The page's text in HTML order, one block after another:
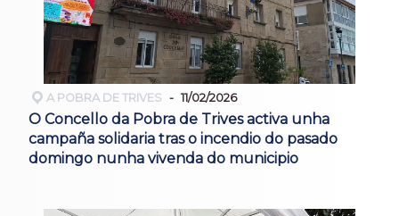
A POBRA DE TRIVES 11/02/2026
O Concello da Pobra de Trives activa unha
campaña solidaria tras o incendio do pasado
domingo nunha vivenda do municipio